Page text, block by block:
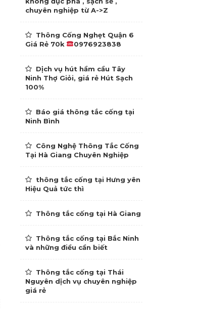
chuyên nghiệp từ A->Z
Thông Cống Nghẹt Quận 6
Giá Rẻ 70k
0976923838
Dịch vụ hút hầm cầu Tây
Ninh Thợ Giỏi, giá rẻ Hút Sạch
100%
Báo giá thông tắc cống tại
Ninh Bình
Công Nghệ Thông Tắc Cống
Tại Hà Giang Chuyên Nghiệp
thông tắc cống tại Hưng yên
Hiệu Quả tức thì
Thông tắc cống tại Hà Giang
Thông tắc cống tại Bắc Ninh
và những điều cần biết
Thông tắc cống tại Thái
Nguyên dịch vụ chuyên nghiệp
giá rẻ